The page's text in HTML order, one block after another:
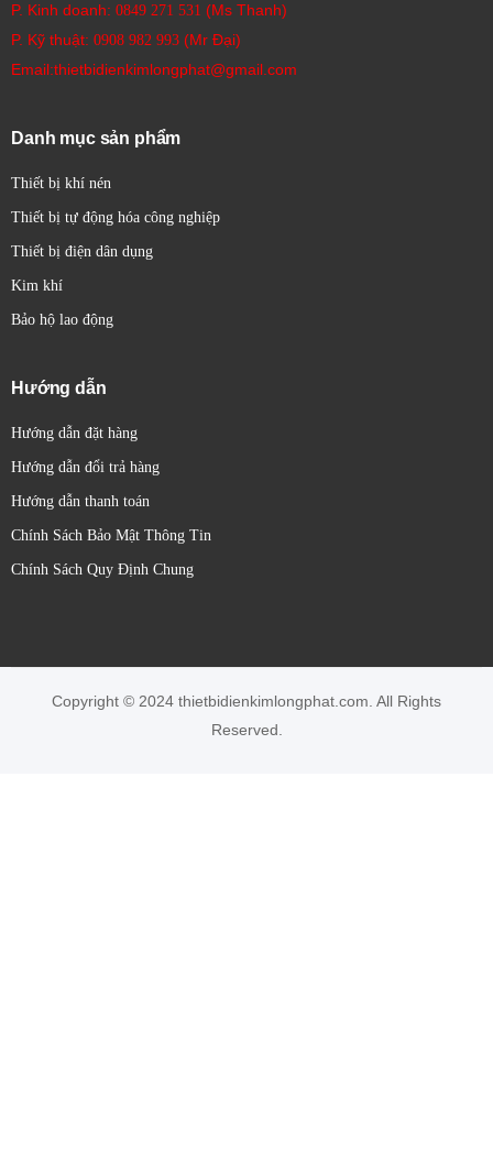
P. Kinh doanh: 0849 271 531 (Ms Thanh)
P. Kỹ thuật: 0908 982 993​ (Mr Đại)
Email:thietbidienkimlongphat@gmail.com
Danh mục sản phẩm
Thiết bị khí nén
Thiết bị tự động hóa công nghiệp
Thiết bị điện dân dụng
Kim khí
Bảo hộ lao động
Hướng dẫn
Hướng dẫn đặt hàng
Hướng dẫn đổi trả hàng
Hướng dẫn thanh toán
Chính Sách Bảo Mật Thông Tin
Chính Sách Quy Định Chung
Copyright © 2024 thietbidienkimlongphat.com. All Rights
Reserved.